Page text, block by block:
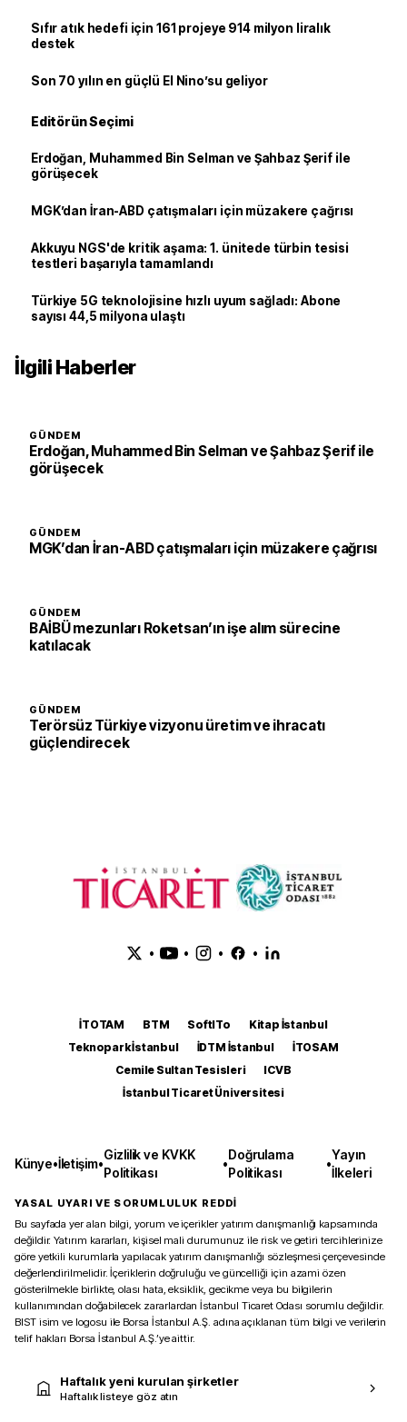
Sıfır atık hedefi için 161 projeye 914 milyon liralık
destek
Son 70 yılın en güçlü El Nino’su geliyor
Editörün Seçimi
Erdoğan, Muhammed Bin Selman ve Şahbaz Şerif ile
görüşecek
MGK’dan İran-ABD çatışmaları için müzakere çağrısı
Akkuyu NGS'de kritik aşama: 1. ünitede türbin tesisi
testleri başarıyla tamamlandı
Türkiye 5G teknolojisine hızlı uyum sağladı: Abone
sayısı 44,5 milyona ulaştı
İlgili Haberler
GÜNDEM
Erdoğan, Muhammed Bin Selman ve Şahbaz Şerif ile
görüşecek
GÜNDEM
MGK’dan İran-ABD çatışmaları için müzakere çağrısı
GÜNDEM
BAİBÜ mezunları Roketsan’ın işe alım sürecine
katılacak
GÜNDEM
Terörsüz Türkiye vizyonu üretim ve ihracatı
güçlendirecek
• • • •
İTOTAM BTM SoftITo
Kitap İstanbul
Teknopark İstanbul
İDTM İstanbul
İTOSAM
Cemile Sultan Tesisleri
ICVB
İstanbul Ticaret Üniversitesi
Künye•İletişim•
Gizlilik ve KVKK
Politikası
•
Doğrulama
Politikası
•
Yayın
İlkeleri
YASAL UYARI VE SORUMLULUK REDDİ
Bu sayfada yer alan bilgi, yorum ve içerikler yatırım danışmanlığı kapsamında
değildir. Yatırım kararları, kişisel mali durumunuz ile risk ve getiri tercihlerinize
göre yetkili kurumlarla yapılacak yatırım danışmanlığı sözleşmesi çerçevesinde
değerlendirilmelidir. İçeriklerin doğruluğu ve güncelliği için azami özen
gösterilmekle birlikte, olası hata, eksiklik, gecikme veya bu bilgilerin
kullanımından doğabilecek zararlardan İstanbul Ticaret Odası sorumlu değildir.
BIST isim ve logosu ile Borsa İstanbul A.Ş. adına açıklanan tüm bilgi ve verilerin
telif hakları Borsa İstanbul A.Ş.’ye aittir.
Haftalık yeni kurulan şirketler
Haftalık listeye göz atın